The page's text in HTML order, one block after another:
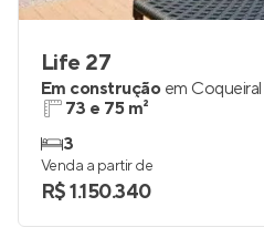
Life 27
Em construção em
73 e 75 m²
3
Venda a partir de
R$ 1.150.340